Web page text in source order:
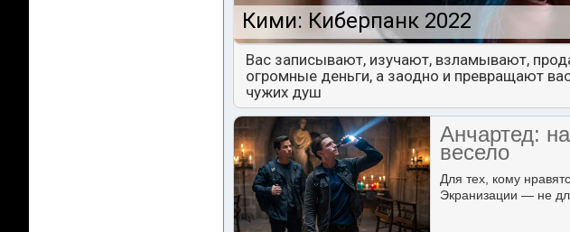
Кими: Киберпанк 2022
Вас записывают, изучают, взламывают,
огромные деньги, а заодно и превращают
чужих душ
Анчартед:
весело
Для тех, кому
Экранизации — не